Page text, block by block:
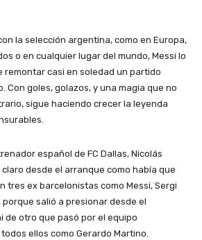
la selección argentina, como en Europa,
o en cualquier lugar del mundo, Messi lo
remontar casi en soledad un partido
Con goles, golazos, y una magia que no
sigue haciendo crecer la leyenda
español de FC Dallas, Nicolás
desde el arranque como había que
tres ex barcelonistas como Messi, Sergi
salió a presionar desde el
de otro que pasó por el equipo
ellos como Gerardo Martino.